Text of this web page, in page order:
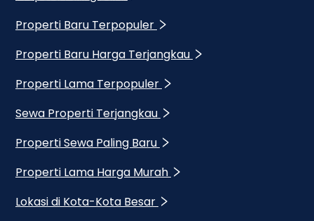
Properti Baru Terpopuler
Properti Baru Harga Terjangkau
Properti Lama Terpopuler
Sewa Properti Terjangkau
Properti Sewa Paling Baru
Properti Lama Harga Murah
Lokasi di Kota-Kota Besar